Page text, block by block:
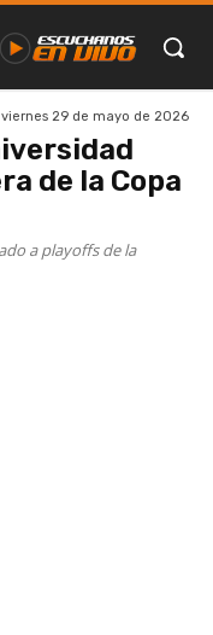
viernes 29 de mayo de 2026
de la Copa
a playoffs de la